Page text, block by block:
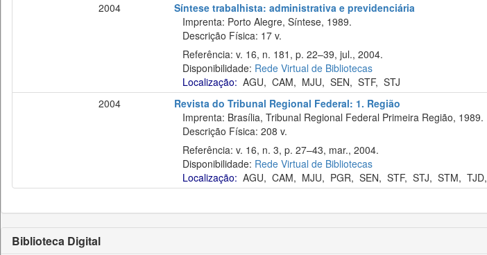
2004
Síntese trabalhista: administrativa e previdenciária
Imprenta: Porto Alegre, Síntese, 1989.
Descrição Física: 17 v.
Referência: v. 16, n. 181, p. 22–39, jul., 2004.
Disponibilidade: Rede Virtual de Bibliotecas
Localização: AGU, CAM, MJU, SEN, STF, STJ
2004
Revista do Tribunal Regional Federal: 1. Região
Imprenta: Brasília, Tribunal Regional Federal Primeira Região, 1989.
Descrição Física: 208 v.
Referência: v. 16, n. 3, p. 27–43, mar., 2004.
Disponibilidade: Rede Virtual de Bibliotecas
Localização: AGU, CAM, MJU, PGR, SEN, STF, STJ, STM, TJD,
Biblioteca Digital